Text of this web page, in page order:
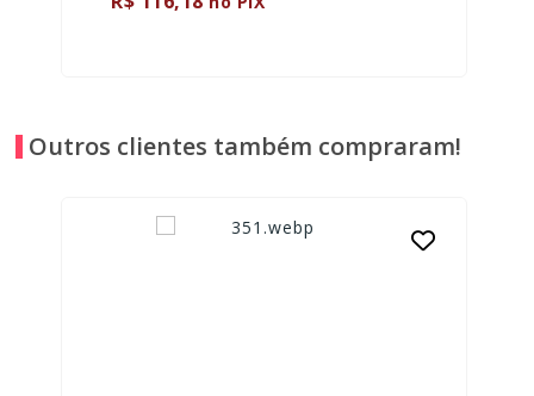
Outros clientes também compraram!